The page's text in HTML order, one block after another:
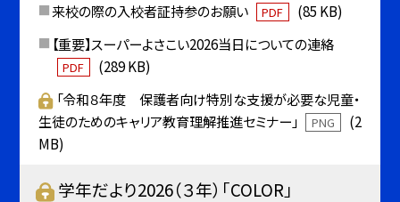
来校の際の入校者証持参のお願い PDF
(85 KB)
【重要】スーパーよさこい2026当日についての連絡
PDF
(289 KB)
「令和８年度 保護者向け特別な支援が必要な児童・
生徒のためのキャリア教育理解推進セミナー」
PNG
(2
MB)
学年だより2026（３年）「COLOR」